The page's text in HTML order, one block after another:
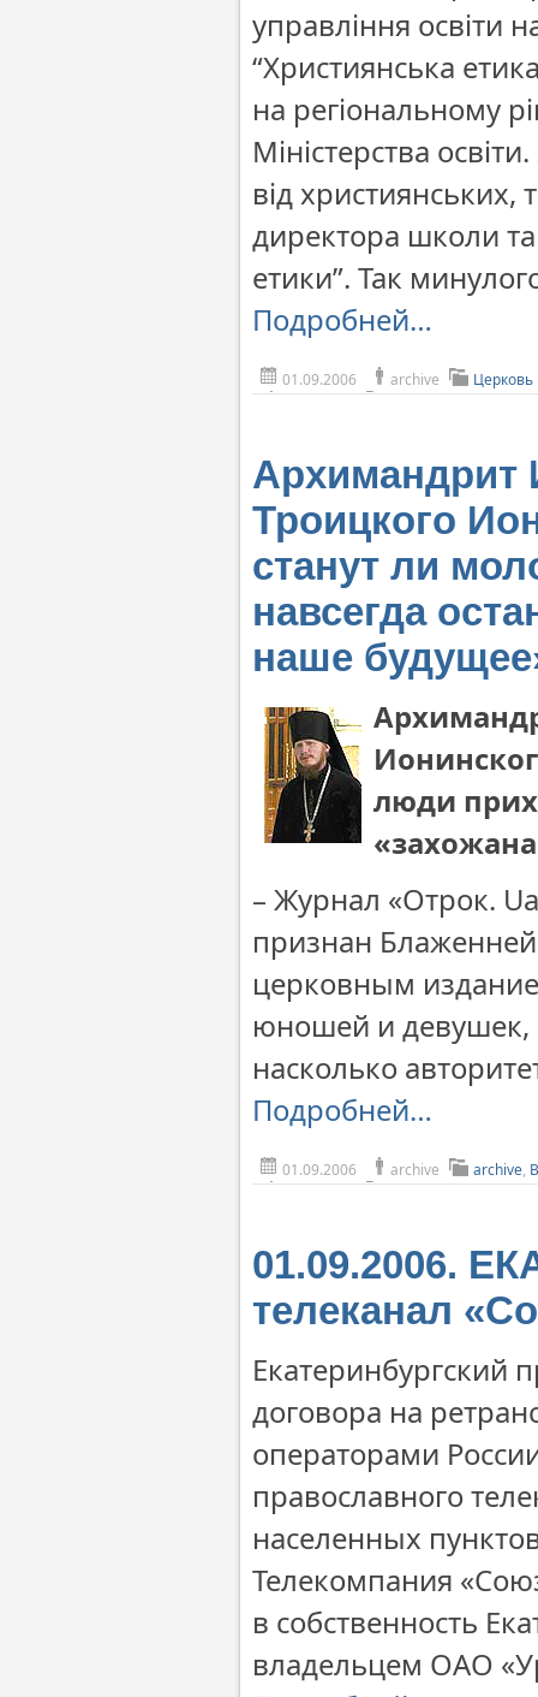
управління освіти
“Християнська
на регіональному
Міністерства
від християнських,
директора школи та
етики”. Так
Подробней…
01.09.2006 archive
Архимандрит
Троицкого
станут ли
навсегда
наше
люди
– Журнал «Отрок.
признан
церковным
юношей и девушек,
насколько
Подробней…
01.09.2006 archive archive,
01.09.2006.
телеканал
Екатеринбургский
договора на
операторами
православного
населенных
Телекомпания
в собственность
владельцем ОАО